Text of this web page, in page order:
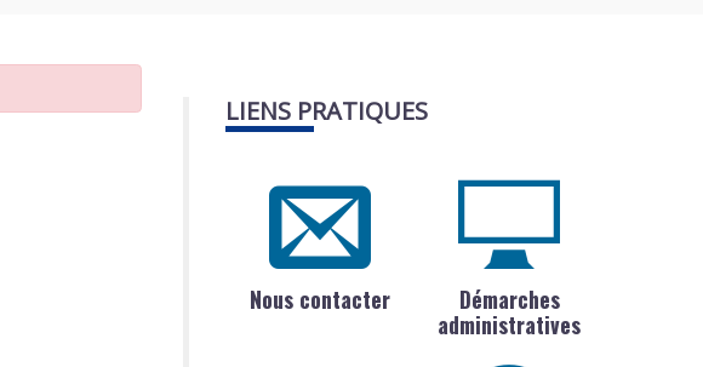
LIENS PRATIQUES
Nous contacter
Démarches
administratives